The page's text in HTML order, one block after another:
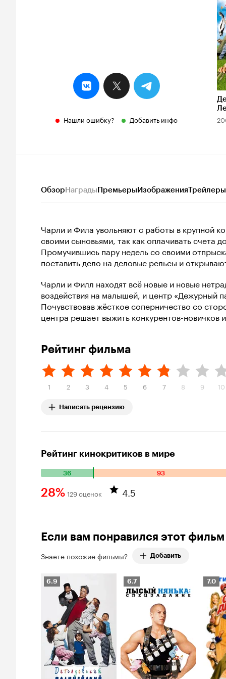
Нашли ошибку? Добавить инфо
ОбзорНаградыПремьерыИзображенияТрейлеры
Чарли и Фила увольняют с работы в крупной
своими сыновьями, так как оплачивать счета
Промучившись пару недель со своими
поставить дело на деловые рельсы и
Чарли и Филл находят всё новые и новые
воздействия на малышей, и центр «Дежурный
Почувствовав жёсткое соперничество со
центра решает выжить конкурентов-новичков
Рейтинг фильма
1 2 3 4 5 6 7 8 9 10
Написать рецензию
Рейтинг кинокритиков в мире
36 93
Количество положительных оценок: 36. Количество
28% 129 оценок 4.5
Если вам понравился этот фильм
Знаете похожие фильмы? Добавить
Рейтинг
Кинопоиска
6.9
Рейтинг
Кинопоиска
6.7
7.0
7.0